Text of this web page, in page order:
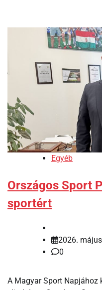
Egyéb
Országos Sport
sportért
2026.
0
A Magyar Sport